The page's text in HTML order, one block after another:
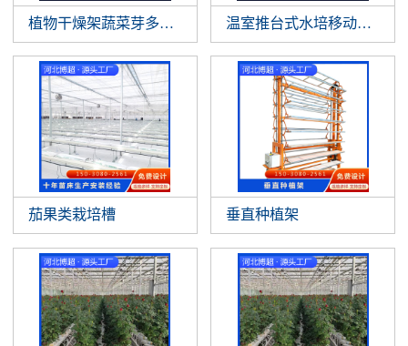
植物干燥架蔬菜芽多层垂直悬挂植物晾温室推台式水培移动作物支
茄果类栽培槽 垂直种植架